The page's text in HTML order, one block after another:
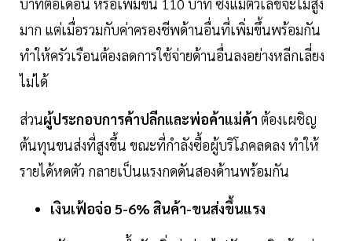
มาก แต่เมื่อรวมกับค่าครองชีพด้านอื่นที่เพิ่มขึ้นพร้อมกัน
ทำให้ครัวเรือนต้องลดการใช้จ่ายด้านอื่นลงอย่างหลีกเลี่ยง
ไม่ได้
ส่วนผู้ประกอบการค้าปลีกและพ่อค้าแม่ค้า ต้องเผชิญ
ต้นทุนขนส่งที่สูงขึ้น ขณะที่กำลังซื้อผู้บริโภคลดลง ทำให้
รายได้หดตัว กลายเป็นแรงกดดันสองด้านพร้อมกัน
เงินเฟ้อจ่อ 5-6% สินค้า-ขนส่งขึ้นแรง